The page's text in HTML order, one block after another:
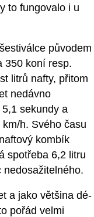
to fungovalo i u
původem
350 koní resp.
litrů nafty, přitom
nedávno
sekundy a
h. Svého času
kombík
spotřeba 6,2 litru
a jako většina dé-
pořád velmi